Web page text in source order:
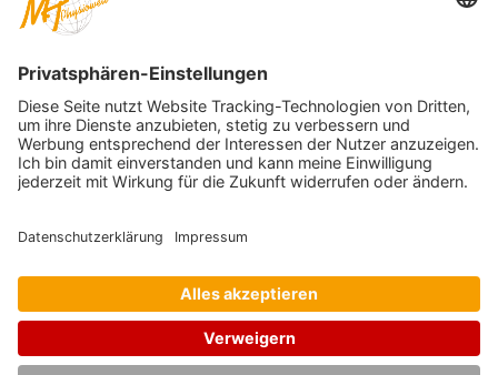
Ich habe dieDatenschutzerklärung
Kenntnis genommen. Ich stimme zu, dass
meine Angaben und Daten zur Beantwortung
meiner Anfrage elektronisch erhoben und
gespeichert werden.*
SENDEN
Datenschutz Impressum Kontakt